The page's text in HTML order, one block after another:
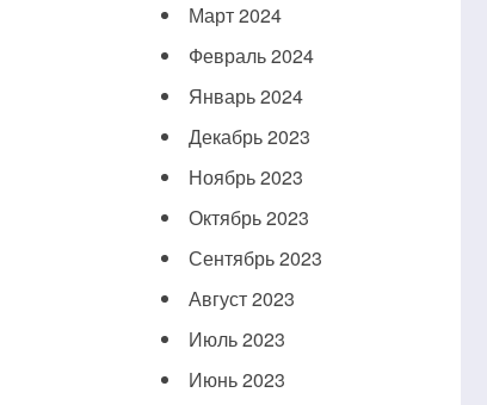
Март 2024
Февраль 2024
Январь 2024
Декабрь 2023
Ноябрь 2023
Октябрь 2023
Сентябрь 2023
Август 2023
Июль 2023
Июнь 2023